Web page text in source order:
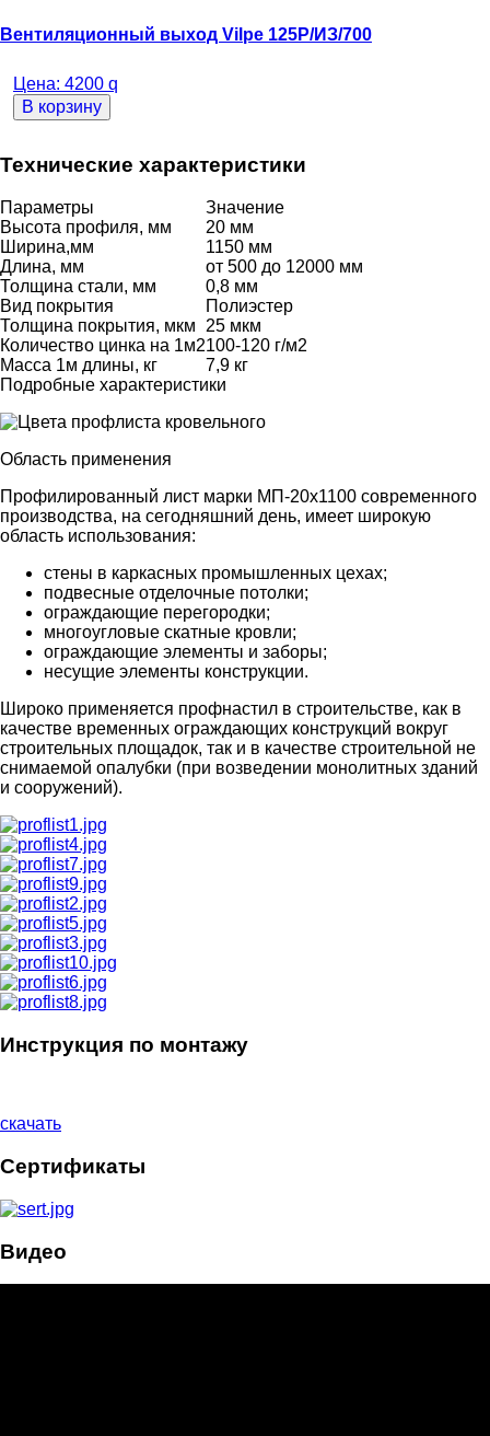
Вентиляционный выход Vilpe 125Р/ИЗ/700
Цена: 4200 q
В корзину
Технические характеристики
Параметры
Значение
Высота профиля, мм
20 мм
Ширина,мм
1150 мм
Длина, мм
от 500 до 12000 мм
Толщина стали, мм
0,8 мм
Вид покрытия
Полиэстер
Толщина покрытия, мкм
25 мкм
Количество цинка на 1м2100-120 г/м2
Масса 1м длины, кг
7,9 кг
Подробные характеристики
Область применения
Профилированный лист марки МП-20х1100 современного
производства, на сегодняшний день, имеет широкую
область использования:
стены в каркасных промышленных цехах;
подвесные отделочные потолки;
ограждающие перегородки;
многоугловые скатные кровли;
ограждающие элементы и заборы;
несущие элементы конструкции.
Широко применяется профнастил в строительстве, как в
качестве временных ограждающих конструкций вокруг
строительных площадок, так и в качестве строительной не
снимаемой опалубки (при возведении монолитных зданий
и сооружений).
Инструкция по монтажу
скачать
Сертификаты
Видео